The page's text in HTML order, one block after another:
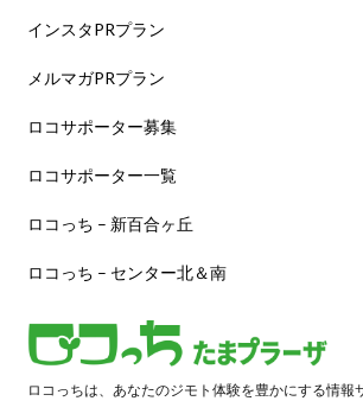
インスタPRプラン
メルマガPRプラン
ロコサポーター募集
ロコサポーター一覧
ロコっち – 新百合ヶ丘
ロコっち – センター北＆南
ロコっちは、あなたのジモト体験を豊かにする情報